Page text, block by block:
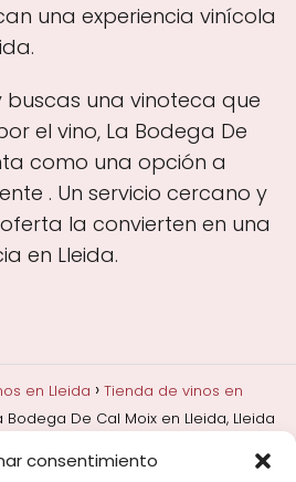
consentimiento
una experiencia vinícola
buscas una vinoteca que
el vino, La Bodega De
como una opción a
. Un servicio cercano y
la convierten en una
en Lleida.
en Lleida
Tienda de vinos en
Bodega De Cal Moix en Lleida, Lleida
Bodegas y marcas de